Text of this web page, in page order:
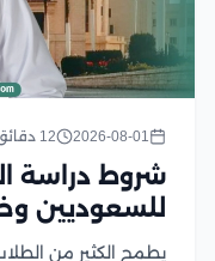
2026-08-01 12 دقائق قراءة
شروط دراسة
للسعوديين
يطمح الكثير من